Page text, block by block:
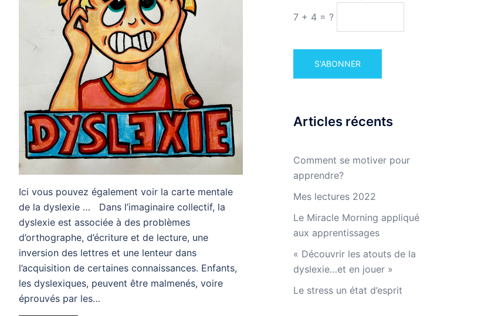
Ici vous pouvez également voir la carte mentale
de la dyslexie … Dans l’imaginaire collectif, la
dyslexie est associée à des problèmes
d’orthographe, d’écriture et de lecture, une
inversion des lettres et une lenteur dans
l’acquisition de certaines connaissances. Enfants,
les dyslexiques, peuvent être malmenés, voire
éprouvés par les…
7 + 4 = ?
Articles récents
Comment se motiver pour
apprendre?
Mes lectures 2022
Le Miracle Morning appliqué
aux apprentissages
« Découvrir les atouts de la
dyslexie…et en jouer »
Le stress un état d’esprit